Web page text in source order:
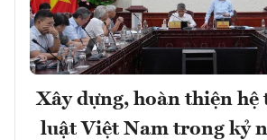
Xây dựng, hoàn thiện hệ
luật Việt Nam trong kỷ